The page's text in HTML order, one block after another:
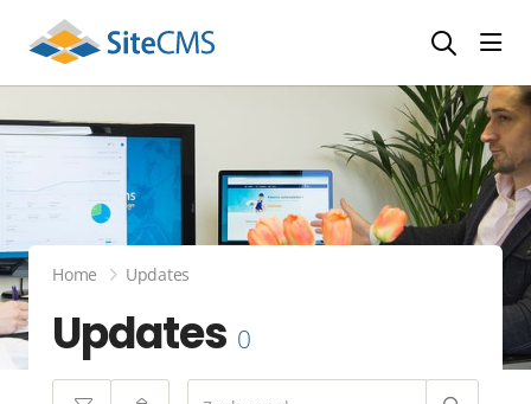
Home Updates
Updates 0